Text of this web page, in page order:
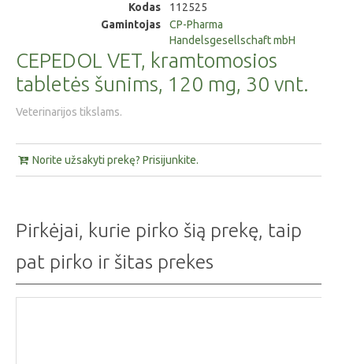
Kodas
112525
Gamintojas
CP-Pharma
Handelsgesellschaft mbH
CEPEDOL VET, kramtomosios
tabletės šunims, 120 mg, 30 vnt.
Veterinarijos tikslams.
Norite užsakyti prekę? Prisijunkite.
Pirkėjai, kurie pirko šią prekę, taip
pat pirko ir šitas prekes